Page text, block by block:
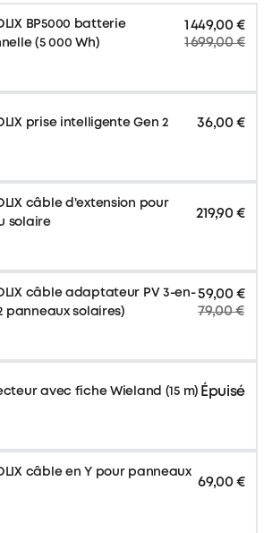
BP5000 batterie
(5 000 Wh)
1 449,00 €
1 699,00 €
prise intelligente Gen 2 36,00 €
câble d'extension pour
solaire
219,90 €
câble adaptateur PV 3-en-
panneaux solaires)
59,00 €
79,00 €
avec fiche Wieland (15 m) Épuisé
câble en Y pour panneaux
69,00 €